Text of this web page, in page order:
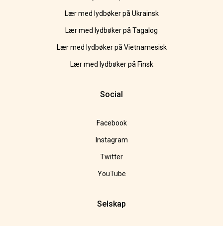
Lær med lydbøker på Ukrainsk
Lær med lydbøker på Tagalog
Lær med lydbøker på Vietnamesisk
Lær med lydbøker på Finsk
Social
Facebook
Instagram
Twitter
YouTube
Selskap